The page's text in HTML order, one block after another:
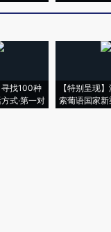
寻找100种
式·第一对
【特别呈现
索葡语国家新